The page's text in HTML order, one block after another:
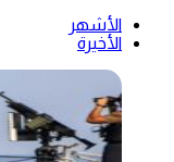
الأشهر
الأخيرة